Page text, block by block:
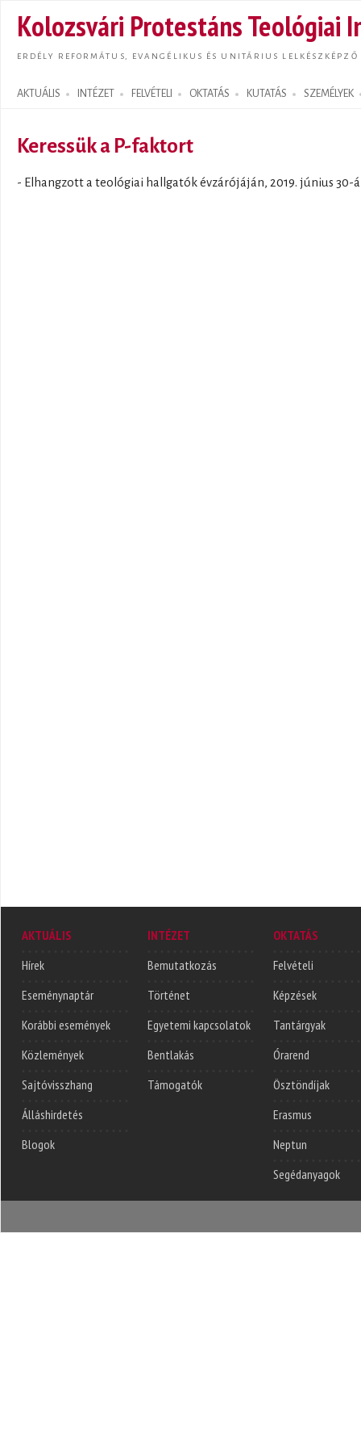
Kolozsvári Protestáns Teológiai
ERDÉLY REFORMÁTUS, EVANGÉLIKUS ÉS UNITÁRIUS LELKÉSZKÉPZŐ
AKTUÁLIS INTÉZET FELVÉTELI OKTATÁS KUTATÁS SZEMÉLYEK
Search form
Keressük a P-faktort
- Elhangzott a teológiai hallgatók évzárójáján, 2019. június 30-
AKTUÁLIS
Hírek
Eseménynaptár
Korábbi események
Közlemények
Sajtóvisszhang
Álláshirdetés
Blogok
INTÉZET
Bemutatkozás
Történet
Egyetemi kapcsolatok
Bentlakás
Támogatók
OKTATÁS
Felvételi
Képzések
Tantárgyak
Órarend
Ösztöndíjak
Erasmus
Neptun
Segédanyagok